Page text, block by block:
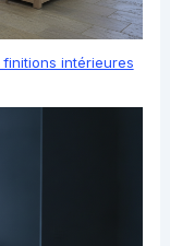
intérieures